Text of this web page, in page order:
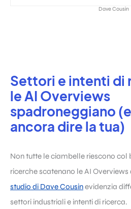
Dave Cousin
Settori e intenti di
le AI Overviews
spadroneggiano
ancora dire la tua)
Non tutte le ciambelle riescono col
ricerche scatenano le AI
studio di Dave Cousinevidenzia
settori industriali e intenti di ricerca.